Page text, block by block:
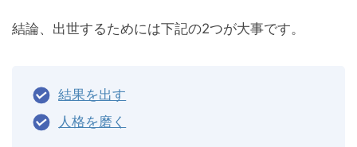
結論、出世するためには下記の2つが大事です。
結果を出す
人格を磨く